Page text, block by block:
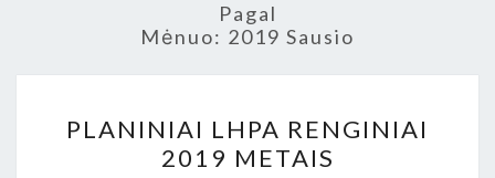
Pagal
Mėnuo: 2019 Sausio
LHPA
RENGINIAI
PLANINIAI LHPA RENGINIAI
2019 METAIS